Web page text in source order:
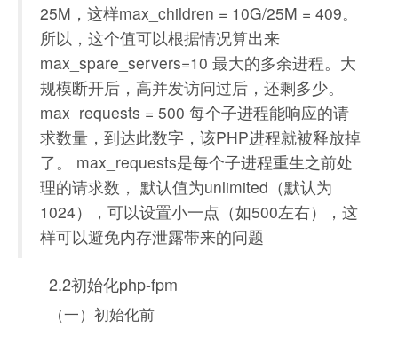
25M，这样max_children = 10G/25M = 409。
所以，这个值可以根据情况算出来
max_spare_servers=10 最大的多余进程。大
规模断开后，高并发访问过后，还剩多少。
max_requests = 500 每个子进程能响应的请
求数量，到达此数字，该PHP进程就被释放掉
了。 max_requests是每个子进程重生之前处
理的请求数， 默认值为unlimited（默认为
1024），可以设置小一点（如500左右），这
样可以避免内存泄露带来的问题
2.2初始化php-fpm
（一）初始化前